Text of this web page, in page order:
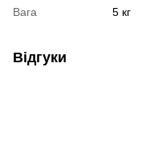
Вага
5 кг
Відгуки